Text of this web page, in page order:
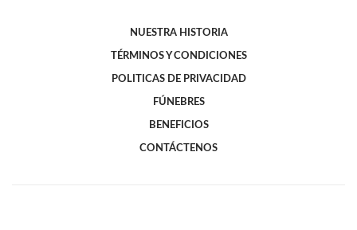
NUESTRA HISTORIA
TÉRMINOS Y CONDICIONES
POLITICAS DE PRIVACIDAD
FÚNEBRES
BENEFICIOS
CONTÁCTENOS